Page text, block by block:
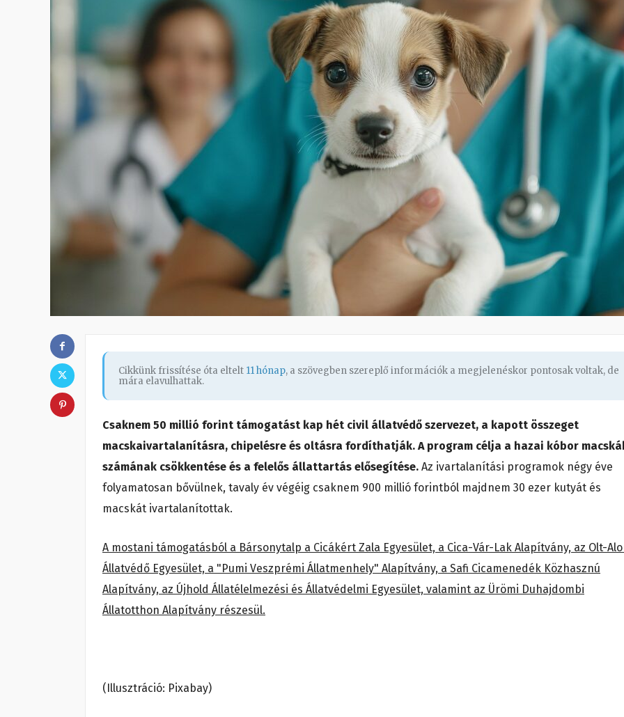
Cikkünk frissítése óta eltelt 11 hónap, a szövegben szereplő információk a megjelenéskor pontosak voltak, de
mára elavulhattak.
Csaknem 50 millió forint támogatást kap hét civil állatvédő szervezet, a kapott összeget
macskaivartalanításra, chipelésre és oltásra fordíthatják. A program célja a hazai kóbor
számának csökkentése és a felelős állattartás elősegítése. Az ivartalanítási programok négy éve
folyamatosan bővülnek, tavaly év végéig csaknem 900 millió forintból majdnem 30 ezer kutyát és
macskát ivartalanítottak.
A mostani támogatásból a Bársonytalp a Cicákért Zala Egyesület, a Cica-Vár-Lak Alapítvány, az Olt-
Állatvédő Egyesület, a "Pumi Veszprémi Állatmenhely" Alapítvány, a Safi Cicamenedék Közhasznú
Alapítvány, az Újhold Állatélelmezési és Állatvédelmi Egyesület, valamint az Ürömi Duhajdombi
Állatotthon Alapítvány részesül.
(Illusztráció: Pixabay)